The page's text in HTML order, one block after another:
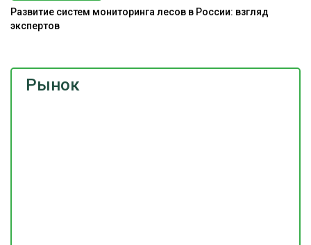
Рынок
Развитие систем мониторинга лесов в России: взгляд
экспертов